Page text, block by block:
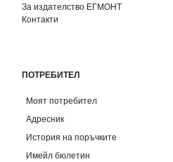
За издателство ЕГМОНТ
Контакти
ПОТРЕБИТЕЛ
Моят потребител
Адресник
История на поръчките
Имейл бюлетин